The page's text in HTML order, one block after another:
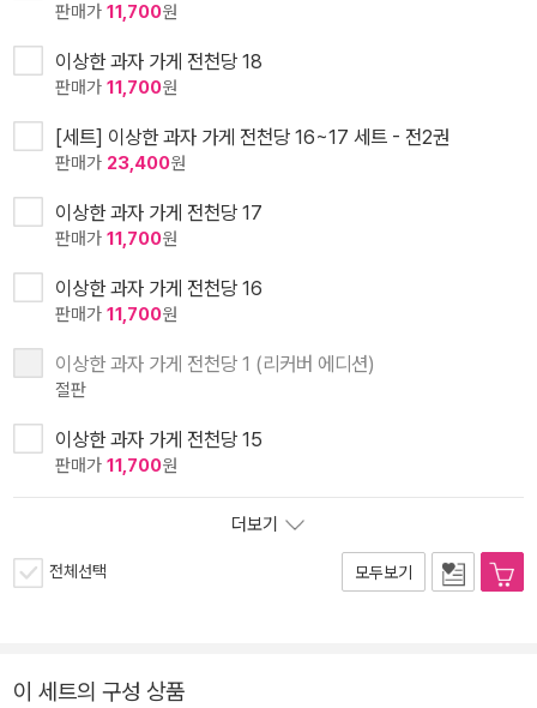
판매가 11,700원
이상한 과자 가게 전천당 18
판매가 11,700원
[세트] 이상한 과자 가게 전천당 16~17 세트 - 전2권
판매가 23,400원
이상한 과자 가게 전천당 17
판매가 11,700원
이상한 과자 가게 전천당 16
판매가 11,700원
이상한 과자 가게 전천당 1 (리커버 에디션)
절판
이상한 과자 가게 전천당 15
판매가 11,700원
더보기
전체선택 모두보기
이 세트의 구성 상품